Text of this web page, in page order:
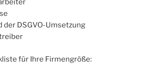
der DSGVO-Umsetzung
für Ihre Firmengröße: